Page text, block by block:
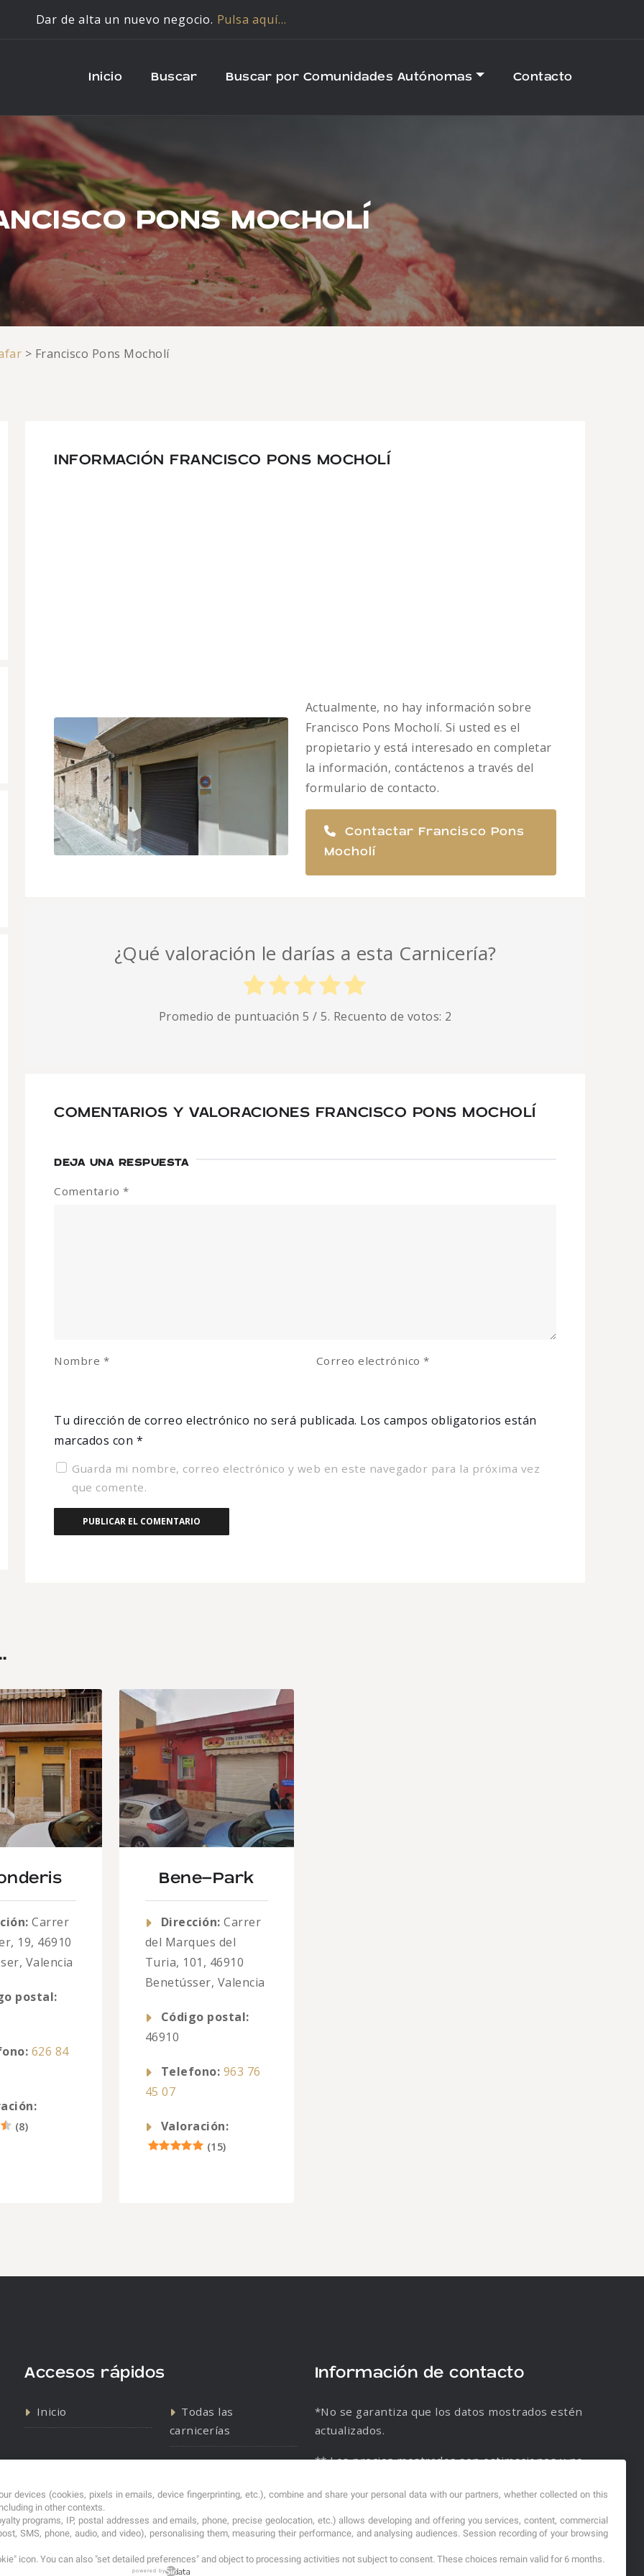
Dar de alta un nuevo negocio. Pulsa aquí…
Inicio Buscar Buscar por Comunidades Autónomas Contacto
PONS MOCHOLÍ
> Francisco Pons Mocholí
INFORMACIÓN FRANCISCO PONS MOCHOLÍ
Actualmente, no hay información sobre
Francisco Pons Mocholí. Si usted es el
propietario y está interesado en completar
la información, contáctenos a través del
formulario de contacto.
Contactar Francisco Pons
Mocholí
¿Qué valoración le darías a esta Carnicería?
Promedio de puntuación5 / 5. Recuento de votos: 2
COMENTARIOS Y VALORACIONES FRANCISCO PONS MOCHOLÍ
DEJA UNA RESPUESTA
Tu dirección de correo electrónico no será publicada. Los campos obligatorios están
marcados con *
Comentario *
Nombre * Correo electrónico*
Guarda mi nombre, correo electrónico y web en este navegador para la próxima vez
que comente.
Carrer
19, 46910
Valencia
postal:
626 84
(8)
Bene-Park
Dirección: Carrer
del Marques del
Turia, 101, 46910
Benetússer, Valencia
Código postal:
46910
Telefono: 963 76
45 07
Valoración:
(15)
Accesos rápidos
Inicio
Todas las
carnicerías
Contacto Política de cookies
Política de
privacidad
Información de contacto
*No se garantiza que los datos mostrados estén
actualizados.
** Los precios mostrados son estimaciones y no
devices (cookies, pixels in emails, device fingerprinting, etc.), combine and share your personal data with our partners, whether collected on this
in other contexts.
programs, IP, postal addresses and emails, phone, precise geolocation, etc.) allows developing and offering you services, content, commercial
SMS, phone, audio, and video), personalising them, measuring their performance, and analysing audiences. Session recording of your browsing
icon. You can also "set detailed preferences" and object to processing activities not subject to consent. These choices remain valid for 6 months.
powered by